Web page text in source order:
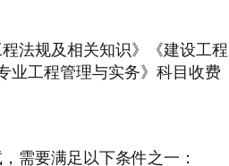
法规及相关知识》《建设工程
业工程管理与实务》科目收费
需要满足以下条件之一：